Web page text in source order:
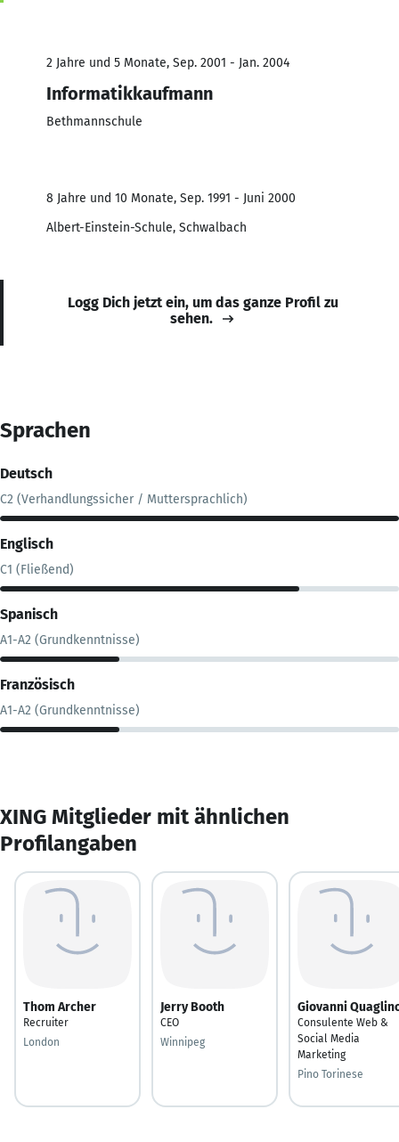
2 Jahre und 5 Monate, Sep. 2001 - Jan. 2004
Informatikkaufmann
Bethmannschule
8 Jahre und 10 Monate, Sep. 1991 - Juni 2000
Albert-Einstein-Schule, Schwalbach
Logg Dich jetzt ein, um das ganze Profil zu
sehen.
Sprachen
Deutsch
C2 (Verhandlungssicher / Muttersprachlich)
Englisch
C1 (Fließend)
Spanisch
A1-A2 (Grundkenntnisse)
Französisch
A1-A2 (Grundkenntnisse)
XING Mitglieder mit ähnlichen
Profilangaben
Thom Archer
Recruiter
London
Jerry Booth
CEO
Winnipeg
Giovanni
Consulente Web &
Social Media
Marketing
Pino Torinese